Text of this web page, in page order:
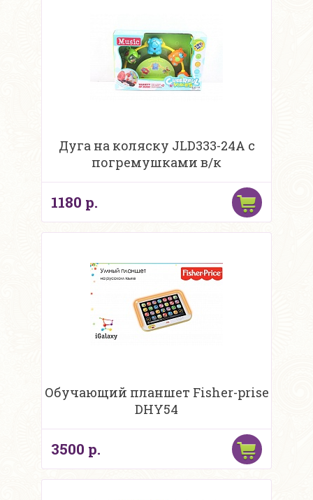
Дуга на коляску JLD333-24A с
погремушками в/к
1180 р.
Обучающий планшет Fisher-prise
DHY54
3500 р.